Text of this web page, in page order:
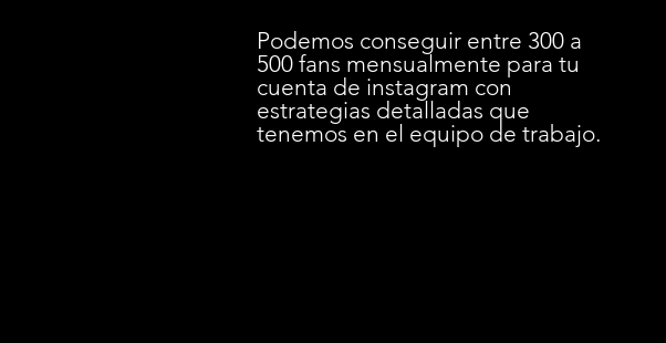
Podemos conseguir entre 300 a
500 fans mensualmente para tu
cuenta de instagram con
estrategias detalladas que
tenemos en el equipo de trabajo.